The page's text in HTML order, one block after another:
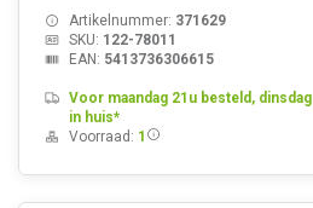
Artikelnummer: 371629
SKU: 122-78011
EAN: 5413736306615
Voor maandag 21u besteld, dinsdag
in huis*
Voorraad: 1